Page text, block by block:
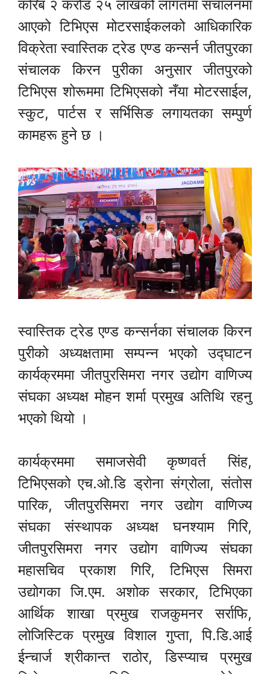
करिब २ करोड २५ लाखको लागतमा संचालनमा
आएको टिभिएस मोटरसाईकलको आधिकारिक
विक्रेता स्वास्तिक ट्रेड एण्ड कन्सर्न जीतपुरका
संचालक किरन पुरीका अनुसार जीतपुरको
टिभिएस शोरूममा टिभिएसको नँया मोटरसाईल,
स्कुट, पार्टस र सर्भिसिङ लगायतका सम्पुर्ण
कामहरू हुने छ ।
स्वास्तिक ट्रेड एण्ड कन्सर्नका संचालक किरन
पुरीको अध्यक्षतामा सम्पन्न भएको उद्घाटन
कार्यक्रममा जीतपुरसिमरा नगर उद्योग वाणिज्य
संघका अध्यक्ष मोहन शर्मा प्रमुख अतिथि रहनु
भएको थियो ।
कार्यक्रममा समाजसेवी कृष्णवर्त सिंह,
टिभिएसको एच.ओ.डि ड्रोना संग्रोला, संतोस
पारिक, जीतपुरसिमरा नगर उद्योग वाणिज्य
संघका संस्थापक अध्यक्ष घनश्याम गिरि,
जीतपुरसिमरा नगर उद्योग वाणिज्य संघका
महासचिव प्रकाश गिरि, टिभिएस सिमरा
उद्योगका जि.एम. अशोक सरकार, टिभिएका
आर्थिक शाखा प्रमुख राजकुमनर सर्राफि,
लोजिस्टिक प्रमुख विशाल गुप्ता, पि.डि.आई
ईन्चार्ज श्रीकान्त राठोर, डिस्प्याच प्रमुख